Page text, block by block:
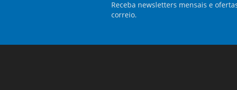
Receba newsletters mensais e
correio.